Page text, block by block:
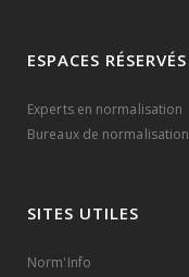
ESPACES RÉSERVÉS
Experts en normalisation
Bureaux de normalisation
SITES UTILES
Norm'Info